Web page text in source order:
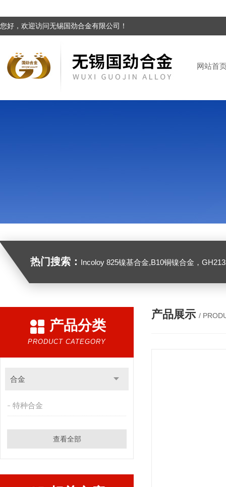
您好，欢迎访问无锡国劲合金有限公司！
网站首
热门搜索： Incoloy 825镍基合金,B10铜镍合金，GH2132高温合金，C276
产品分类
PRODUCT CATEGORY
合金
特种合金
查看全部
产品展示 /